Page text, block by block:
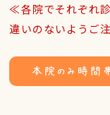
≪各院でそれぞれ
違いのないようご
本院のみ時間